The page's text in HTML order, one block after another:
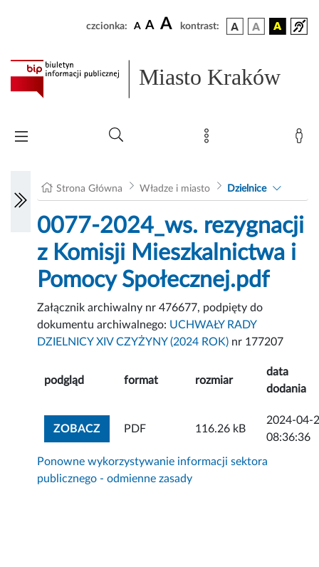
czcionka: A A A kontrast:
Miasto Kraków
Strona Główna Władze i miasto Dzielnice
0077-2024_ws. rezygnacji
z Komisji Mieszkalnictwa i
Pomocy Społecznej.pdf
Załącznik archiwalny nr 476677, podpięty do
dokumentu archiwalnego: UCHWAŁY RADY
DZIELNICY XIV CZYŻYNY (2024 ROK) nr 177207
podgląd format rozmiar
data
dodania
ZOBACZZOBACZ ZAŁĄCZNIK
PDF 116.26 kB
2024-04-
08:36:36
Ponowne wykorzystywanie informacji sektora
publicznego - odmienne zasady